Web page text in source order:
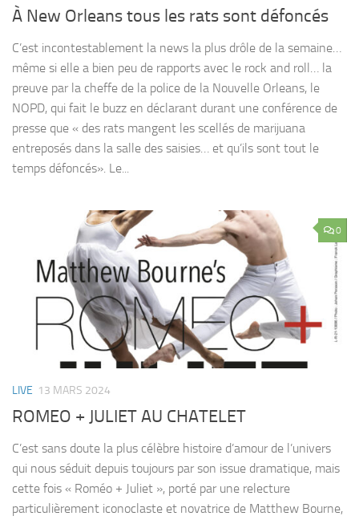
À New Orleans tous les rats sont défoncés
C’est incontestablement la news la plus drôle de la semaine…
même si elle a bien peu de rapports avec le rock and roll… la
preuve par la cheffe de la police de la Nouvelle Orleans, le
NOPD, qui fait le buzz en déclarant durant une conférence de
presse que « des rats mangent les scellés de marijuana
entreposés dans la salle des saisies… et qu’ils sont tout le
temps défoncés». Le...
0
LIVE 13 MARS 2024
ROMEO + JULIET AU CHATELET
C’est sans doute la plus célèbre histoire d’amour de l’univers
qui nous séduit depuis toujours par son issue dramatique, mais
cette fois « Roméo + Juliet », porté par une relecture
particulièrement iconoclaste et novatrice de Matthew Bourne,